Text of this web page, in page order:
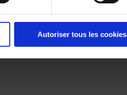
Autoriser tous les cookies